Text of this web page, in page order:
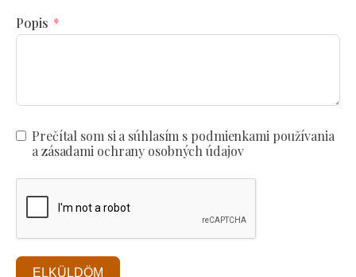
Popis
Prečítal som si a súhlasím s podmienkami používania
a zásadami ochrany osobných údajov
ELKÜLDÖM